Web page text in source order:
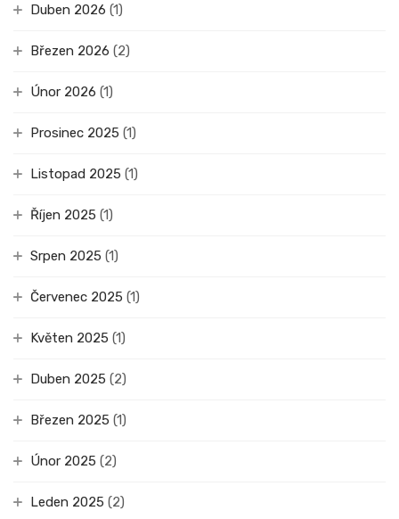
Duben 2026 (1)
Březen 2026 (2)
Únor 2026 (1)
Prosinec 2025 (1)
Listopad 2025 (1)
Říjen 2025 (1)
Srpen 2025 (1)
Červenec 2025 (1)
Květen 2025 (1)
Duben 2025 (2)
Březen 2025 (1)
Únor 2025 (2)
Leden 2025 (2)